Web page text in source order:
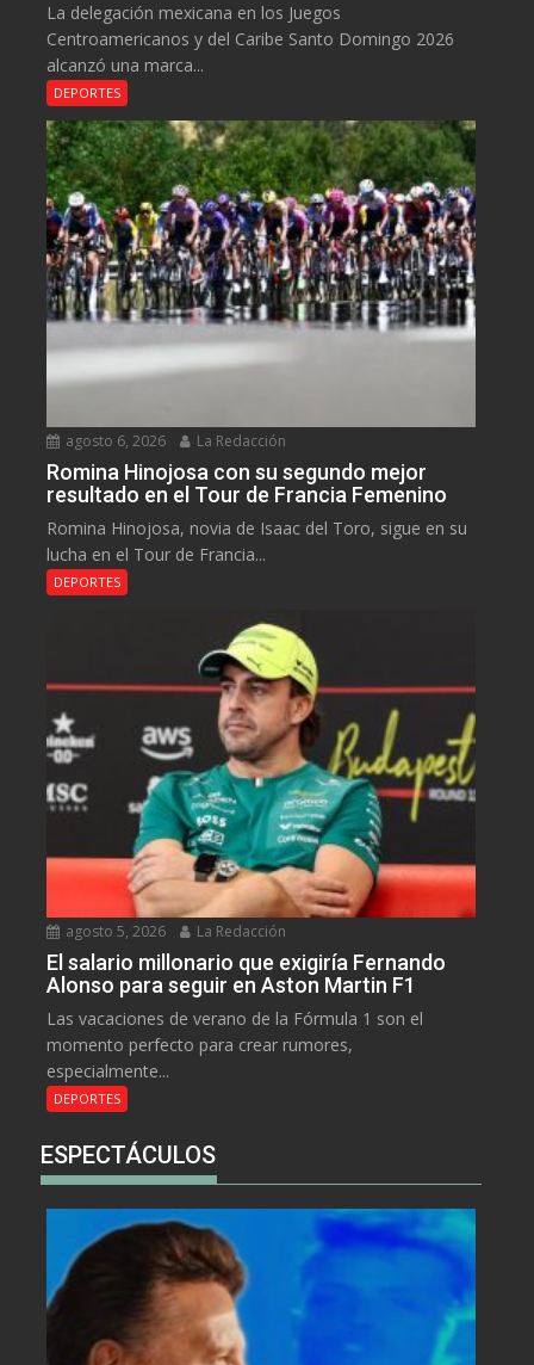
La delegación mexicana en los Juegos
Centroamericanos y del Caribe Santo Domingo 2026
alcanzó una marca...
DEPORTES
agosto 6, 2026 La Redacción
Romina Hinojosa con su segundo mejor
resultado en el Tour de Francia Femenino
Romina Hinojosa, novia de Isaac del Toro, sigue en su
lucha en el Tour de Francia...
DEPORTES
agosto 5, 2026 La Redacción
El salario millonario que exigiría Fernando
Alonso para seguir en Aston Martin F1
Las vacaciones de verano de la Fórmula 1 son el
momento perfecto para crear rumores,
especialmente...
DEPORTES
ESPECTÁCULOS